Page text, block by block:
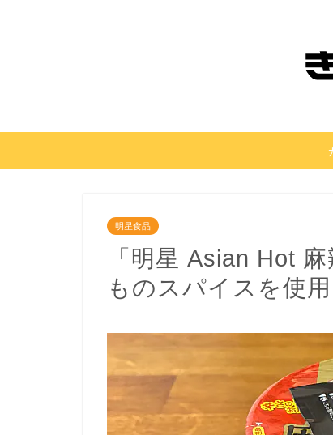
明星食品
「明星 Asian Hot
ものスパイスを使